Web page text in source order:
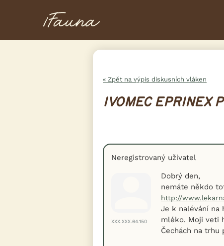
« Zpět na výpis diskusních vláken
IVOMEC EPRINEX
Neregistrovaný uživatel
XXX.XXX.64.150
Dobrý den,
nemáte někdo
http://
Je k nalévání na
mléko. Moji veti
Čechách na trhu